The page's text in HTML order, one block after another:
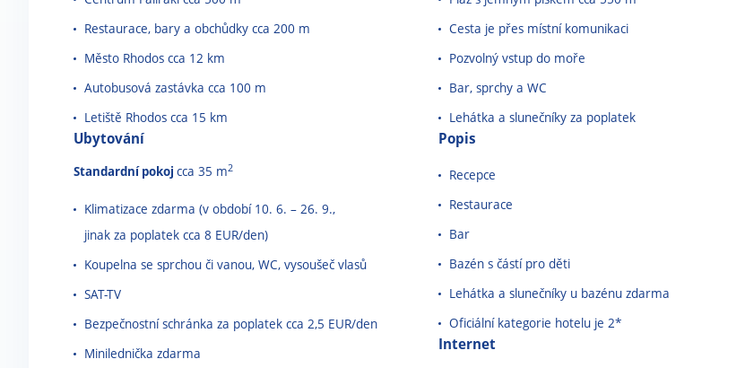
Restaurace, bary a obchůdky cca 200 m
Město Rhodos cca 12 km
Autobusová zastávka cca 100 m
Letiště Rhodos cca 15 km
Ubytování
Standardní pokoj cca 35 m2
Klimatizace zdarma (v období 10. 6. – 26. 9.,
jinak za poplatek cca 8 EUR/den)
Koupelna se sprchou či vanou, WC, vysoušeč vlasů
SAT-TV
Bezpečnostní schránka za poplatek cca 2,5 EUR/den
Minilednička zdarma
Cesta je přes místní komunikaci
Pozvolný vstup do moře
Bar, sprchy a WC
Lehátka a slunečníky za poplatek
Popis
Recepce
Restaurace
Bar
Bazén s částí pro děti
Lehátka a slunečníky u bazénu zdarma
Oficiální kategorie hotelu je 2*
Internet